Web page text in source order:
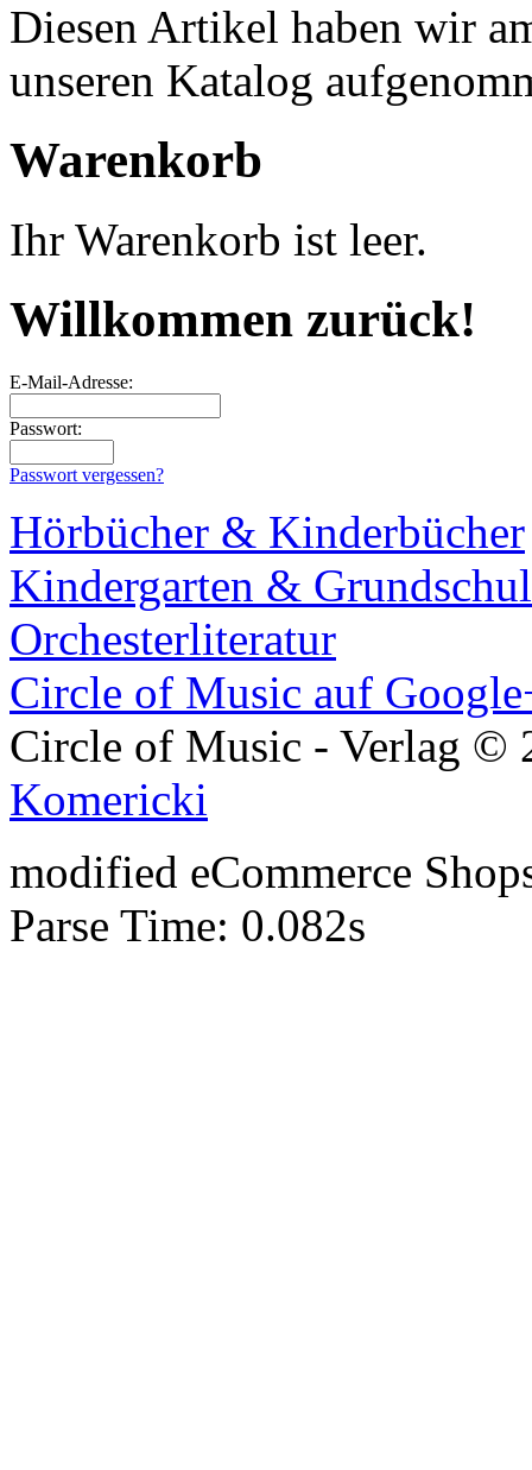
Diesen Artikel haben wir
unseren Katalog
Warenkorb
Ihr Warenkorb ist leer.
Willkommen zurück!
E-Mail-Adresse:
Passwort:
Passwort vergessen?
Hörbücher & Kinderbücher
Kindergarten &
Orchesterliteratur
Circle of Music auf
Circle of Music - Verlag
Komericki
modified eCommerce
Parse Time: 0.082s